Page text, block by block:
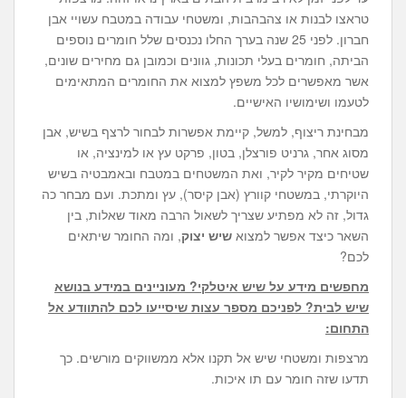
טראצו לבנות או צהבהבות, ומשטחי עבודה במטבח עשויי אבן
חברון. לפני 25 שנה בערך החלו נכנסים שלל חומרים נוספים
הביתה, חומרים בעלי תכונות, גוונים וכמובן גם מחירים שונים,
אשר מאפשרים לכל משפץ למצוא את החומרים המתאימים
לטעמו ושימושיו האישיים.
מבחינת ריצוף, למשל, קיימת אפשרות לבחור לרצף בשיש, אבן
מסוג אחר, גרניט פורצלן, בטון, פרקט עץ או למינציה, או
שטיחים מקיר לקיר, ואת המשטחים במטבח ובאמבטיה בשיש
היוקרתי, במשטחי קוורץ (אבן קיסר), עץ ומתכת. ועם מבחר כה
גדול, זה לא מפתיע שצריך לשאול הרבה מאוד שאלות, בין
השאר כיצד אפשר למצוא שיש יצוק, ומה החומר שיתאים
לכם?
מחפשים מידע על שיש איטלקי? מעוניינים במידע בנושא
שיש לבית? לפניכם מספר עצות שיסייעו לכם להתוודע אל
התחום:
מרצפות ומשטחי שיש אל תקנו אלא ממשווקים מורשים. כך
תדעו שזה חומר עם תו איכות.